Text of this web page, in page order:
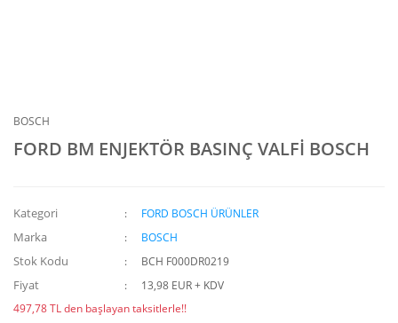
BOSCH
FORD BM ENJEKTÖR BASINÇ VALFİ BOSCH
Kategori FORD BOSCH ÜRÜNLER
Marka BOSCH
Stok Kodu BCH F000DR0219
Fiyat
13,98 EUR + KDV
497,78 TL den başlayan taksitlerle!!